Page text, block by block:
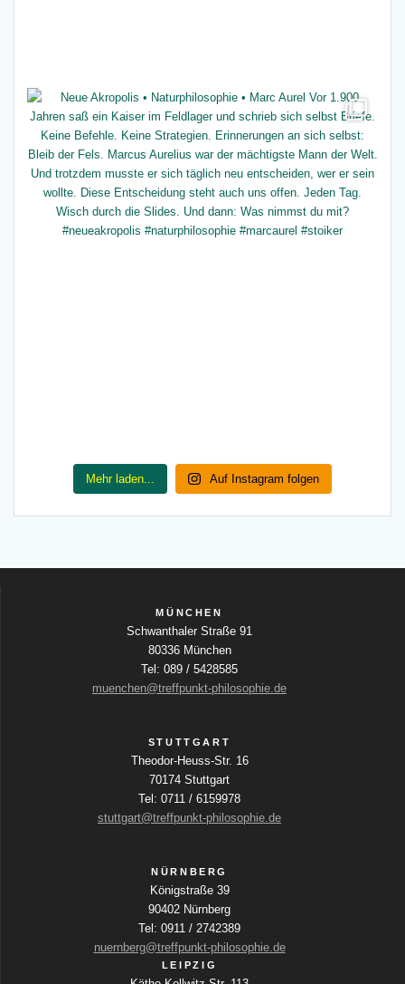
Mehr laden... Auf Instagram folgen
MÜNCHEN
Schwanthaler Straße 91
80336 München
Tel: 089 / 5428585
muenchen@treffpunkt-philosophie.de
STUTTGART
Theodor-Heuss-Str. 16
70174 Stuttgart
Tel: 0711 / 6159978
stuttgart@treffpunkt-philosophie.de
NÜRNBERG
Königstraße 39
90402 Nürnberg
Tel: 0911 / 2742389
nuernberg@treffpunkt-philosophie.de
LEIPZIG